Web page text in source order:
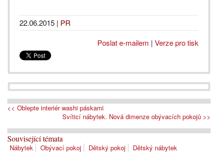
22.06.2015 | PR
Poslat e-mailem | Verze pro tisk
<< Oblepte interiér washi páskami
Svíticí nábytek. Nová dimenze obývacích pokojů >>
Související témata
Nábytek Obývací pokoj Dětský pokoj Dětský nábytek